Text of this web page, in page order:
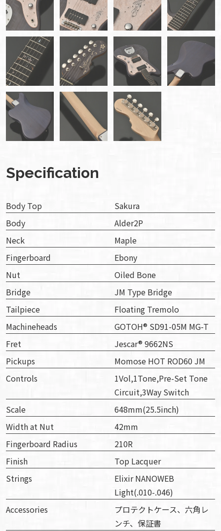
Specification
Body Top
Sakura
Body
Alder2P
Neck
Maple
Fingerboard
Ebony
Nut
Oiled Bone
Bridge
JM Type Bridge
Tailpiece
Floating Tremolo
Machineheads
GOTOH® SD91-05M MG-T
Fret
Jescar® 9662NS
Pickups
Momose HOT ROD60 JM
Controls
1Vol,1Tone,Pre-Set Tone
Circuit,3Way Switch
Scale
648mm(25.5inch)
Width at Nut
42mm
Fingerboard Radius
210R
Finish
Top Lacquer
Strings
Elixir NANOWEB
Light(.010-.046)
Accessories
プロテクトケース、六角レ
ンチ、保証書